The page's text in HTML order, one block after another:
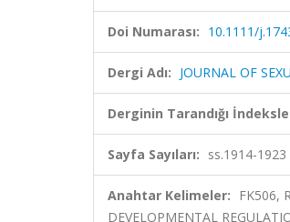
Doi Numarası: 10.1111/
Dergi Adı: JOURNAL OF
Derginin Tarandığı
Sayfa Sayıları: ss.1914-1923
Anahtar Kelimeler: FK506,
DEVELOPMENTAL